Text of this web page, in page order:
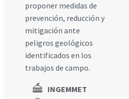
proponer medidas de
prevención, reducción y
mitigación ante
peligros geológicos
identificados en los
trabajos de campo.
INGEMMET